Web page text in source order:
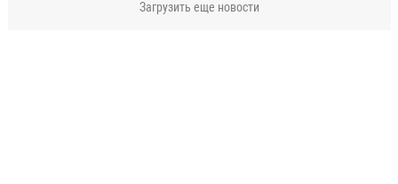
Загрузить еще новости